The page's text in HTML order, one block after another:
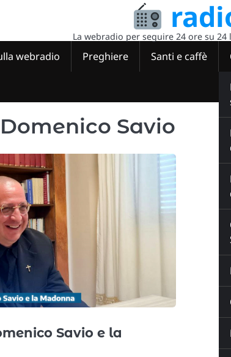
La webradio per seguire 24 ore su
webradio Preghiere Santi e caffè
Savio
Savio e la